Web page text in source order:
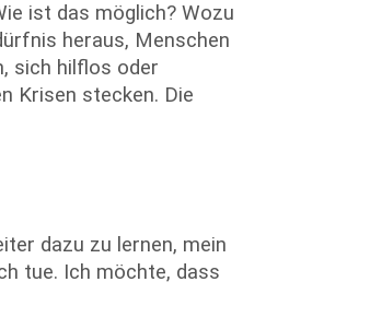
ist das möglich? Wozu
heraus, Menschen
sich hilflos oder
Krisen stecken. Die
dazu zu lernen, mein
tue. Ich möchte, dass